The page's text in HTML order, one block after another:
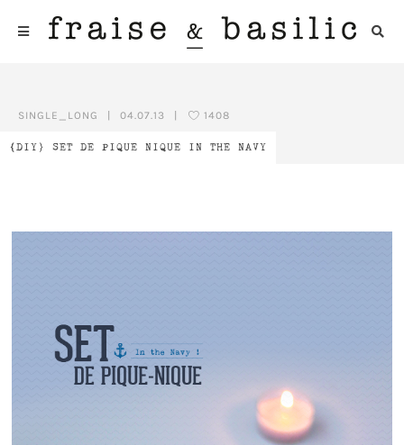
{DIY} SET DE PIQUE NIQUE IN THE NAVY
SINGLE_LONG 04.07.13 1408